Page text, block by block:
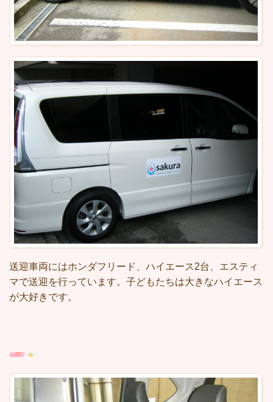
送迎車両にはホンダフリード、ハイエース2台、エスティ
マで送迎を行っています。子どもたちは大きなハイエース
が大好きです。